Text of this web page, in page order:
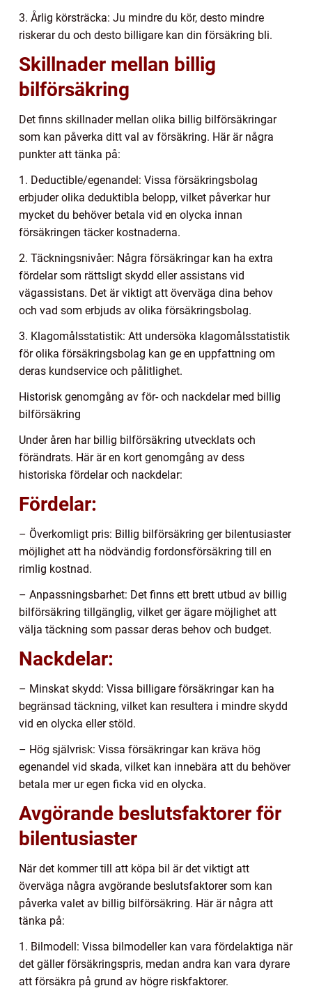
3. Årlig körsträcka: Ju mindre du kör, desto mindre
riskerar du och desto billigare kan din försäkring bli.
Skillnader mellan billig
bilförsäkring
Det finns skillnader mellan olika billig bilförsäkringar
som kan påverka ditt val av försäkring. Här är några
punkter att tänka på:
1. Deductible/egenandel: Vissa försäkringsbolag
erbjuder olika deduktibla belopp, vilket påverkar hur
mycket du behöver betala vid en olycka innan
försäkringen täcker kostnaderna.
2. Täckningsnivåer: Några försäkringar kan ha extra
fördelar som rättsligt skydd eller assistans vid
vägassistans. Det är viktigt att överväga dina behov
och vad som erbjuds av olika försäkringsbolag.
3. Klagomålsstatistik: Att undersöka klagomålsstatistik
för olika försäkringsbolag kan ge en uppfattning om
deras kundservice och pålitlighet.
Historisk genomgång av för- och nackdelar med billig
bilförsäkring
Under åren har billig bilförsäkring utvecklats och
förändrats. Här är en kort genomgång av dess
historiska fördelar och nackdelar:
Fördelar:
– Överkomligt pris: Billig bilförsäkring ger bilentusiaster
möjlighet att ha nödvändig fordonsförsäkring till en
rimlig kostnad.
– Anpassningsbarhet: Det finns ett brett utbud av billig
bilförsäkring tillgänglig, vilket ger ägare möjlighet att
välja täckning som passar deras behov och budget.
Nackdelar:
– Minskat skydd: Vissa billigare försäkringar kan ha
begränsad täckning, vilket kan resultera i mindre skydd
vid en olycka eller stöld.
– Hög självrisk: Vissa försäkringar kan kräva hög
egenandel vid skada, vilket kan innebära att du behöver
betala mer ur egen ficka vid en olycka.
Avgörande beslutsfaktorer för
bilentusiaster
När det kommer till att köpa bil är det viktigt att
överväga några avgörande beslutsfaktorer som kan
påverka valet av billig bilförsäkring. Här är några att
tänka på:
1. Bilmodell: Vissa bilmodeller kan vara fördelaktiga när
det gäller försäkringspris, medan andra kan vara dyrare
att försäkra på grund av högre riskfaktorer.